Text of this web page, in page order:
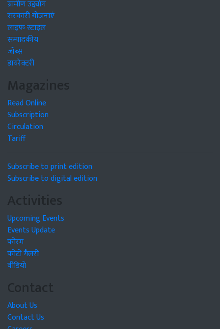
ग्रामीण उद्द्योग
सरकारी योजनाएं
लाइफ स्टाइल
सम्पादकीय
जॉब्स
डायरेक्टरी
Magazines
Read Online
Subscription
Circulation
Tariff
Subscribe to print edition
Subscribe to digital edition
Activities
Upcoming Events
Events Update
फोरम
फोटो गैलरी
वीडियो
Contact
About Us
Contact Us